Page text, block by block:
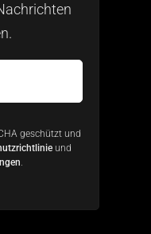
geschützt und
und
.